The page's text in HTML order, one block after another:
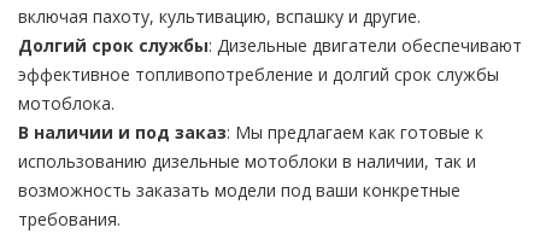
включая пахоту, культивацию, вспашку и другие.
Долгий срок службы: Дизельные двигатели обеспечивают
эффективное топливопотребление и долгий срок службы
мотоблока.
В наличии и под заказ: Мы предлагаем как готовые к
использованию дизельные мотоблоки в наличии, так и
возможность заказать модели под ваши конкретные
требования.